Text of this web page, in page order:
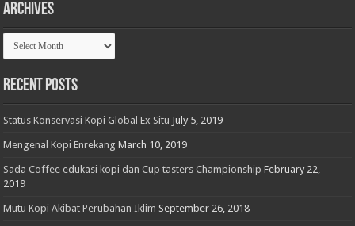
Archives
Archives
Recent Posts
Status Konservasi Kopi Global Ex Situ July 5, 2019
Mengenal Kopi Enrekang March 10, 2019
Sada Coffee edukasi kopi dan Cup tasters Championship February 22,
2019
Mutu Kopi Akibat Perubahan Iklim September 26, 2018